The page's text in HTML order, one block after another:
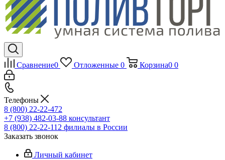
Сравнение0 Отложенные 0 Корзина0 0
Телефоны
8 (800) 22-22-472
+7 (938) 482-03-88 консультант
8 (800) 22-22-112 филиалы в России
Заказать звонок
Личный кабинет